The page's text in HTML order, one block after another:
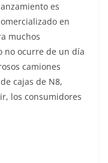
es
en
muchos
no ocurre de un día
camiones
cajas de N8,
los consumidores